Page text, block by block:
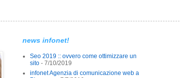
news infonet!
Seo 2019 :: ovvero come ottimizzare un
sito - 7/10/2019
infonet Agenzia di comunicazione web a